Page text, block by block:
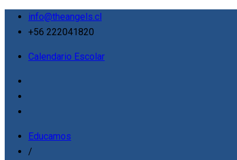
info@theangels.cl
+56 222041820
Calendario Escolar
Educamos
/